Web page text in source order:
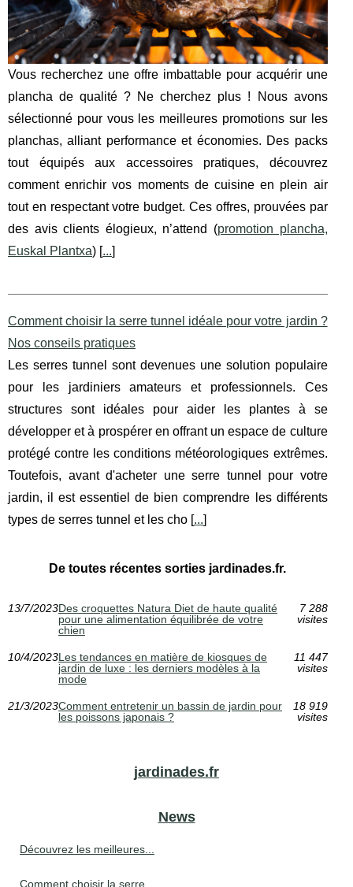
Vous recherchez une offre imbattable pour acquérir une
plancha de qualité ? Ne cherchez plus ! Nous avons
sélectionné pour vous les meilleures promotions sur les
planchas, alliant performance et économies. Des packs
tout équipés aux accessoires pratiques, découvrez
comment enrichir vos moments de cuisine en plein air
tout en respectant votre budget. Ces offres, prouvées par
des avis clients élogieux, n’attend (promotion plancha,
Euskal Plantxa) [...]
Comment choisir la serre tunnel idéale pour votre jardin ?
Nos conseils pratiques
Les serres tunnel sont devenues une solution populaire
pour les jardiniers amateurs et professionnels. Ces
structures sont idéales pour aider les plantes à se
développer et à prospérer en offrant un espace de culture
protégé contre les conditions météorologiques extrêmes.
Toutefois, avant d'acheter une serre tunnel pour votre
jardin, il est essentiel de bien comprendre les différents
types de serres tunnel et les cho [...]
De toutes récentes sorties jardinades.fr.
13/7/2023Des croquettes Natura Diet de haute qualité
pour une alimentation équilibrée de votre
chien
7 288
visites
10/4/2023Les tendances en matière de kiosques de
jardin de luxe : les derniers modèles à la
mode
11 447
visites
21/3/2023Comment entretenir un bassin de jardin pour
les poissons japonais ?
18 919
visites
jardinades.fr
News
Découvrez les meilleures...
Comment choisir la serre...